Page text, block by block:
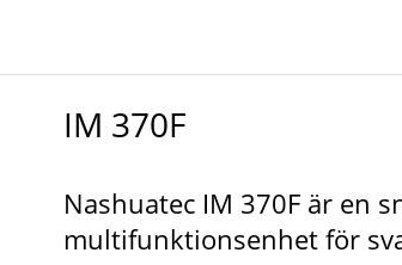
IM 370F
Nashuatec IM 370F är en
multifunktionsenhet för